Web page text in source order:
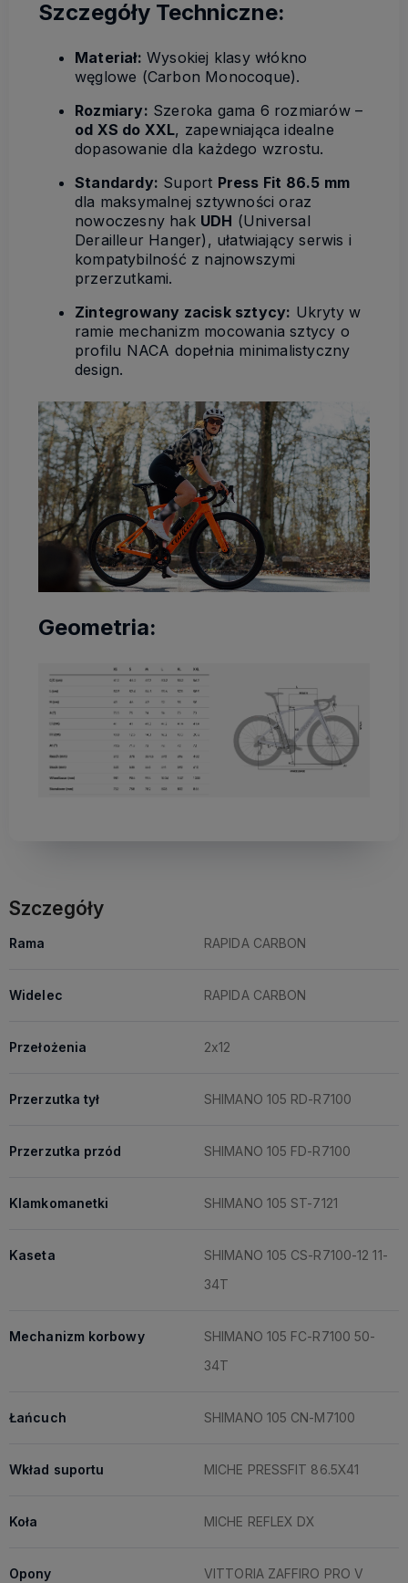
Szczegóły Techniczne:
Materiał: Wysokiej klasy włókno
węglowe (Carbon Monocoque).
Rozmiary: Szeroka gama 6 rozmiarów –
od XS do XXL, zapewniająca idealne
dopasowanie dla każdego wzrostu.
Standardy: Suport Press Fit 86.5 mm
dla maksymalnej sztywności oraz
nowoczesny hak UDH (Universal
Derailleur Hanger), ułatwiający serwis i
kompatybilność z najnowszymi
przerzutkami.
Zintegrowany zacisk sztycy: Ukryty w
ramie mechanizm mocowania sztycy o
profilu NACA dopełnia minimalistyczny
design.
Geometria:
Szczegóły
Rama RAPIDA CARBON
Widelec RAPIDA CARBON
Przełożenia 2x12
Przerzutka tył SHIMANO 105 RD-R7100
Przerzutka przód SHIMANO 105 FD-R7100
Klamkomanetki SHIMANO 105 ST-7121
Kaseta
SHIMANO 105 CS-R7100-12 11-
34T
Mechanizm korbowy
SHIMANO 105 FC-R7100 50-
34T
Łańcuch SHIMANO 105 CN-M7100
Wkład suportu MICHE PRESSFIT 86.5X41
Koła MICHE REFLEX DX
Opony
VITTORIA ZAFFIRO PRO V